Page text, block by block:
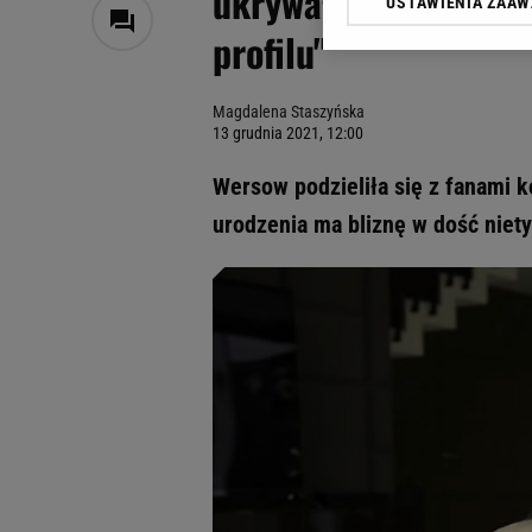
profilu"
Magdalena Staszyńska
13 grudnia 2021, 12:00
Wersow podzieliła się z fanami
urodzenia ma bliznę w dość
Klikając „Akceptuję”
plików cookie możliwa
Użycie dokładnych
Przechowywanie
badnie odbiorców i